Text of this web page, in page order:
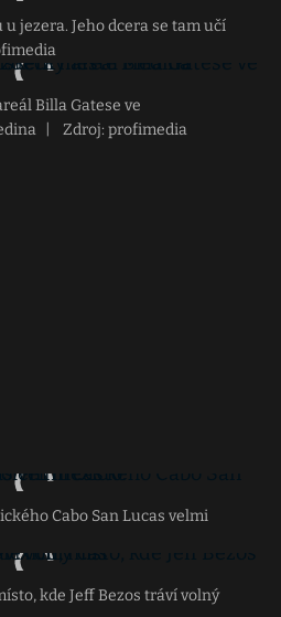
jezera. Jeho dcera se tam učí
Billa Gatese ve
Zdroj: profimedia
Cabo San Lucas velmi
kde Jeff Bezos tráví volný